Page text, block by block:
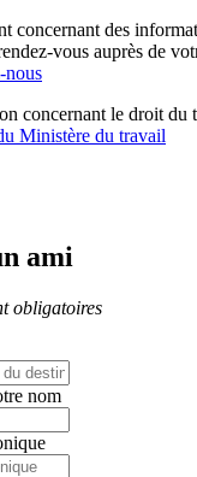
concernant des
vous auprès de
nous
concernant le droit du
Ministère du travail
ami
obligatoires
nom